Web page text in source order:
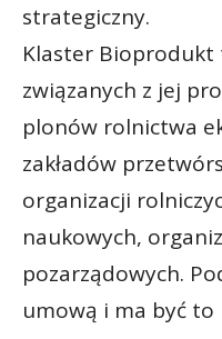
strategiczny.
Klaster
związanych z jej
plonów rolnictwa
zakładów
organizacji
naukowych,
pozarządowych.
umową i ma być to